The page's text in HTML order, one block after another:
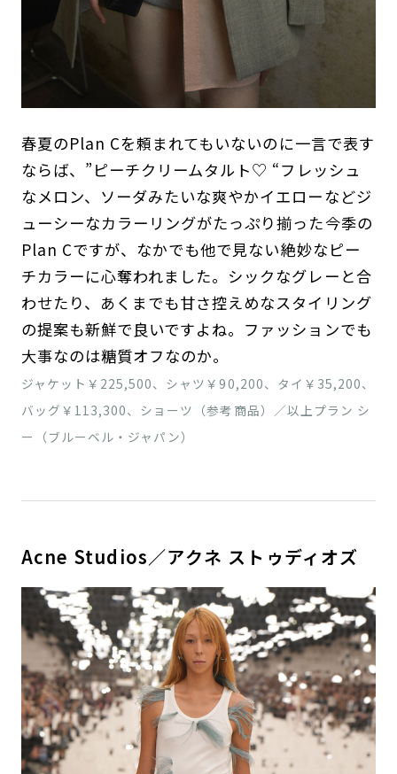
春夏のPlan Cを頼まれてもいないのに一言で表す
ならば、”ピーチクリームタルト♡ “フレッシュ
なメロン、ソーダみたいな爽やかイエローなどジ
ューシーなカラーリングがたっぷり揃った今季の
Plan Cですが、なかでも他で見ない絶妙なピー
チカラーに心奪われました。シックなグレーと合
わせたり、あくまでも甘さ控えめなスタイリング
の提案も新鮮で良いですよね。ファッションでも
大事なのは糖質オフなのか。
ジャケット￥225,500、シャツ￥90,200、タイ￥35,200、
バッグ￥113,300、ショーツ（参考商品）／以上プラン シ
ー（ブルーベル・ジャパン）
Acne Studios／アクネ ストゥディオズ